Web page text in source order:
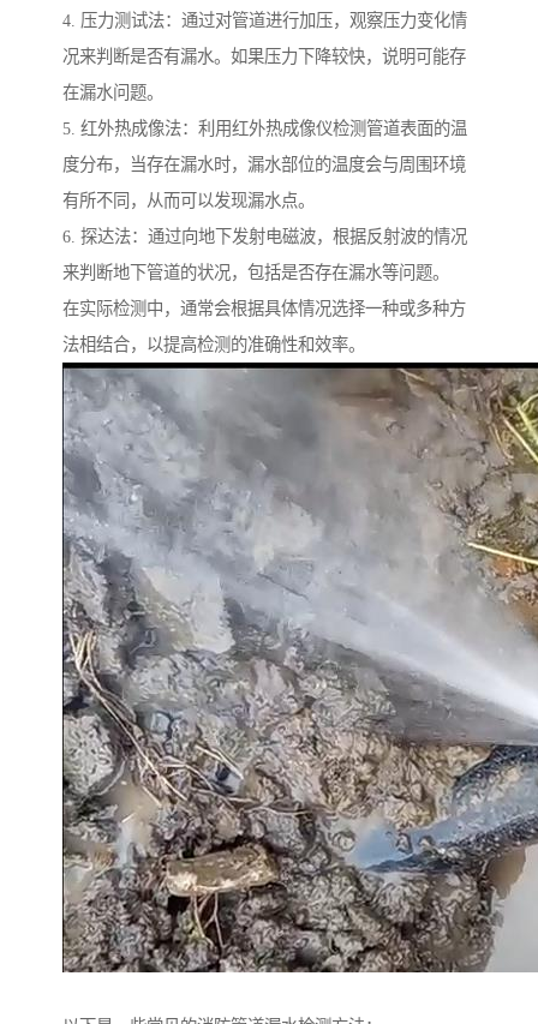
4. 压力测试法：通过对管道进行加压，观察压力变化情
况来判断是否有漏水。如果压力下降较快，说明可能存
在漏水问题。
5. 红外热成像法：利用红外热成像仪检测管道表面的温
度分布，当存在漏水时，漏水部位的温度会与周围环境
有所不同，从而可以发现漏水点。
6. 探达法：通过向地下发射电磁波，根据反射波的情况
来判断地下管道的状况，包括是否存在漏水等问题。
在实际检测中，通常会根据具体情况选择一种或多种方
法相结合，以提高检测的准确性和效率。